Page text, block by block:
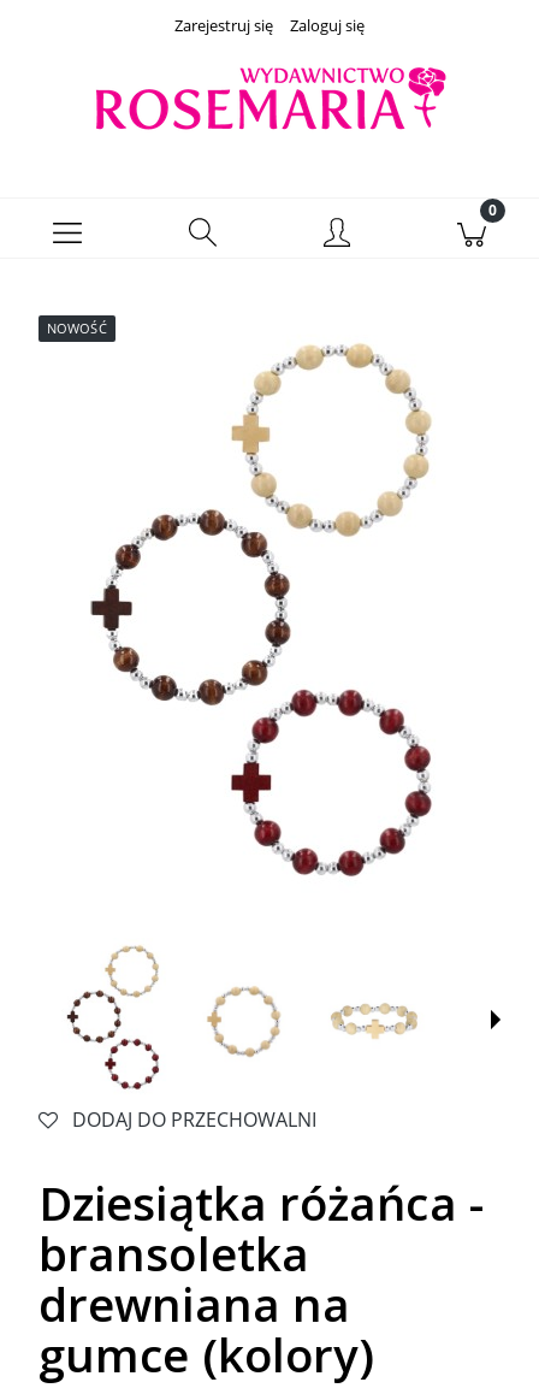
Zarejestruj się Zaloguj się
NOWOŚĆ
DODAJ DO PRZECHOWALNI
Dziesiątka różańca -
bransoletka
drewniana na
gumce (kolory)